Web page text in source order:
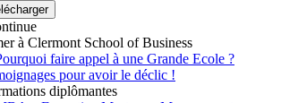
à Clermont School of Business
faire appel à une Grande Ecole ?
pour avoir le déclic !
diplômantes